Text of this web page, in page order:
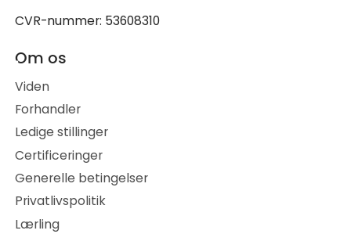
CVR-nummer: 53608310
Om os
Viden
Forhandler
Ledige stillinger
Certificeringer
Generelle betingelser
Privatlivspolitik
Lærling